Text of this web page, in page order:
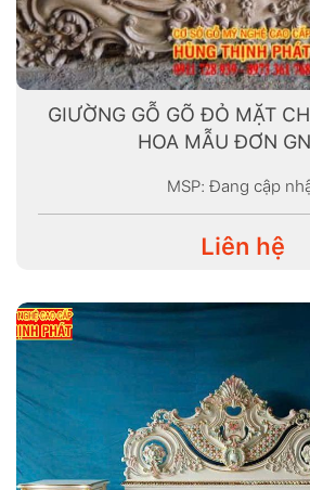
GIƯỜNG GỖ GÕ ĐỎ MẶT
HOA MẪU ĐƠN
MSP: Đang cập
Liên hệ